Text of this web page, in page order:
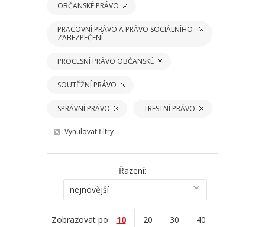
OBČANSKÉ PRÁVO
PRACOVNÍ PRÁVO A PRÁVO SOCIÁLNÍHO
ZABEZPEČENÍ
PROCESNÍ PRÁVO OBČANSKÉ
SOUTĚŽNÍ PRÁVO
SPRÁVNÍ PRÁVO TRESTNÍ PRÁVO
Vynulovat filtry
Řazení:
nejnovější
Zobrazovat po 10 20 30 40